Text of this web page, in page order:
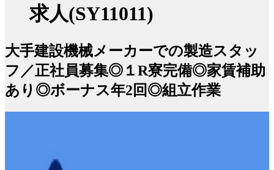
求人(SY11011)
大手建設機械メーカーでの製造スタッ
フ／正社員募集◎１R寮完備◎家賃補助
あり◎ボーナス年2回◎組立作業